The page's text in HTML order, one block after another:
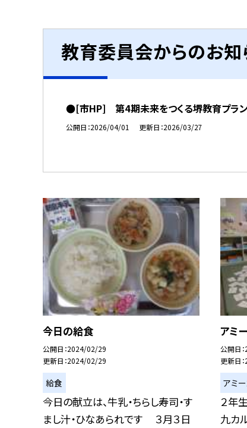
教育委員会からのお知
●[市HP] 第4期未来をつくる堺教育プラン
公開日 2026/04/01 更新日 2026/03/27
今日の給食
公開日 2024/02/29
更新日 2024/02/29
給食
今日の献立は、牛乳・ちらし寿司・す
まし汁・ひなあられです ３月３日
アミ
公開日
更新日
アミ
２年
九カ